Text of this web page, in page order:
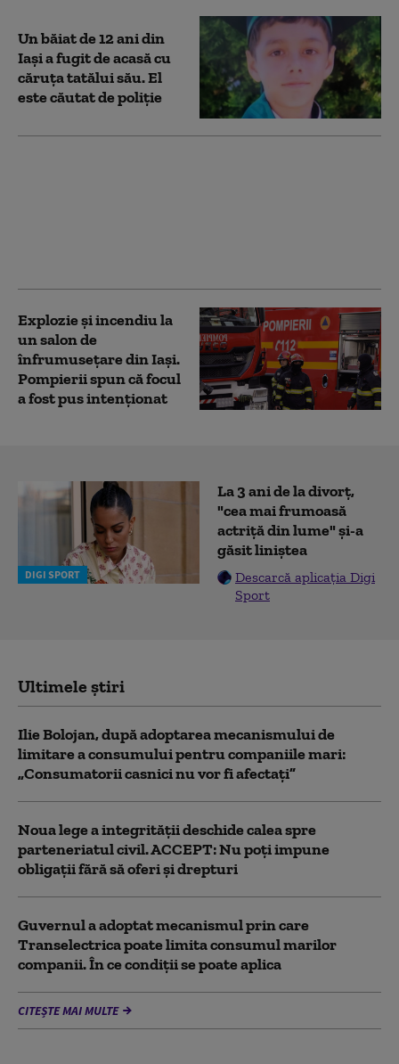
Un băiat de 12 ani din
Iași a fugit de acasă cu
căruţa tatălui său. El
este căutat de poliție
Explozie și incendiu la
un salon de
înfrumusețare din Iași.
Pompierii spun că focul
a fost pus intenționat
DIGI SPORT
La 3 ani de la divorț,
"cea mai frumoasă
actriță din lume" și-a
găsit liniștea
Descarcă aplicația Digi
Sport
Ultimele știri
Ilie Bolojan, după adoptarea mecanismului de
limitare a consumului pentru companiile mari:
„Consumatorii casnici nu vor fi afectați”
Noua lege a integrității deschide calea spre
parteneriatul civil. ACCEPT: Nu poți impune
obligații fără să oferi și drepturi
Guvernul a adoptat mecanismul prin care
Transelectrica poate limita consumul marilor
companii. În ce condiții se poate aplica
CITEȘTE MAI MULTE